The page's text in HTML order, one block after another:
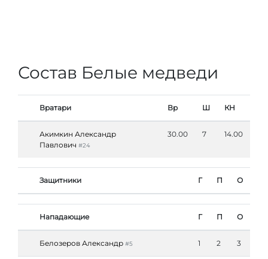
Состав Белые медведи
Вратари Вр Ш КН
Акимкин Александр
Павлович #24
30.00 7 14.00
Защитники Г П О
Нападающие Г П О
Белозеров Александр #5 1 2 3